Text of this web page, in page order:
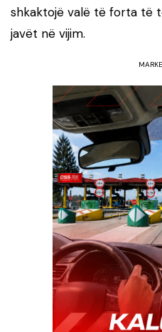
shkaktojë valë të forta të
javët në vijim.